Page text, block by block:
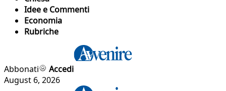
Idee e Commenti
Economia
Rubriche
Abbonati
Accedi
August 6, 2026